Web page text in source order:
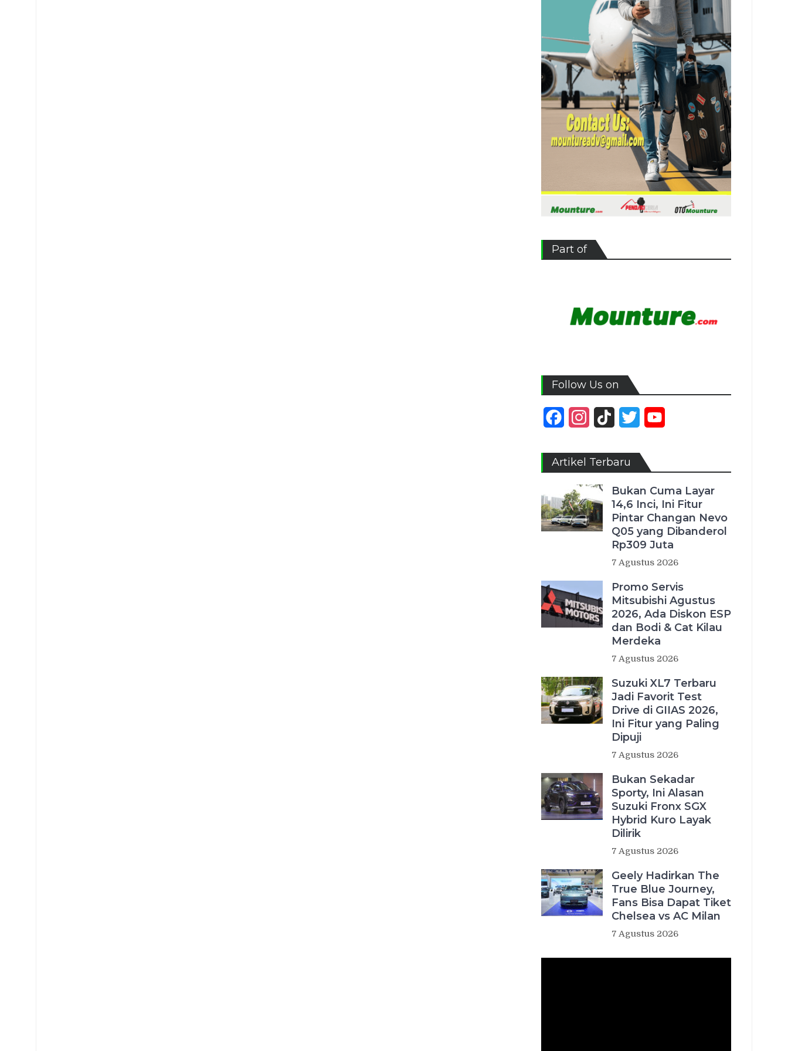
Part of
Follow Us on
FacebookInstagram
TikTok Twitter
Artikel Terbaru
Bukan Cuma Layar
14,6 Inci, Ini Fitur
Pintar Changan Nevo
Q05 yang Dibanderol
Rp309 Juta
7 Agustus 2026
Promo Servis
Mitsubishi Agustus
2026, Ada Diskon ESP
dan Bodi & Cat Kilau
Merdeka
7 Agustus 2026
Suzuki XL7 Terbaru
Jadi Favorit Test
Drive di GIIAS 2026,
Ini Fitur yang Paling
Dipuji
7 Agustus 2026
Bukan Sekadar
Sporty, Ini Alasan
Suzuki Fronx SGX
Hybrid Kuro Layak
Dilirik
7 Agustus 2026
Geely Hadirkan The
True Blue Journey,
Fans Bisa Dapat Tiket
Chelsea vs AC Milan
7 Agustus 2026